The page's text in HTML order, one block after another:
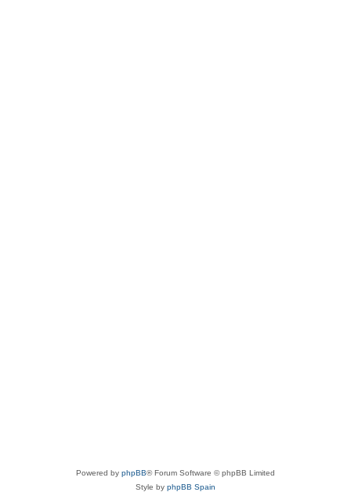
Powered by phpBB® Forum Software © phpBB Limited
Style by phpBB Spain